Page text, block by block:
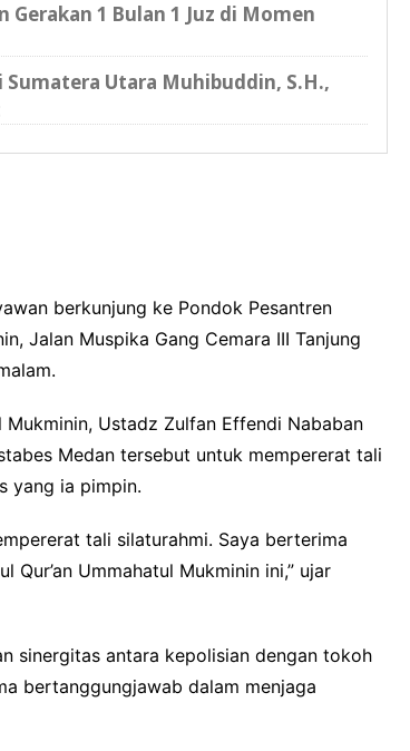
Gerakan 1 Bulan 1 Juz di Momen
Sumatera Utara Muhibuddin, S.H.,
berkunjung ke Pondok Pesantren
Jalan Muspika Gang Cemara III Tanjung
Mukminin, Ustadz Zulfan Effendi Nababan
Medan tersebut untuk mempererat tali
yang ia pimpin.
tali silaturahmi. Saya berterima
Qur’an Ummahatul Mukminin ini,” ujar
sinergitas antara kepolisian dengan tokoh
bertanggungjawab dalam menjaga